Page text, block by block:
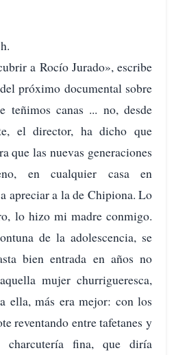
a Rocío Jurado», escribe
próximo documental sobre
teñimos canas ... no, desde
el director, ha dicho que
que las nuevas generaciones
en cualquier casa en
apreciar a la de Chipiona. Lo
lo hizo mi madre conmigo.
de la adolescencia, se
bien entrada en años no
mujer churrigueresca,
ella, más era mejor: con los
reventando entre tafetanes y
charcutería fina, que diría